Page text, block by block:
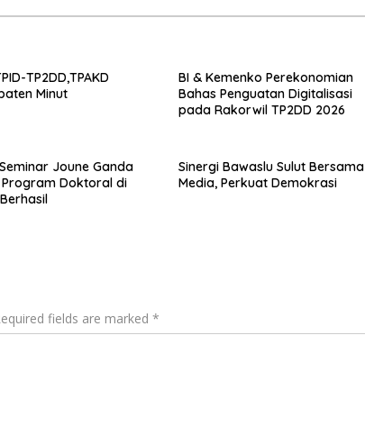
TP2DD,TPAKD
Minut
BI & Kemenko Perekonomian
Bahas Penguatan Digitalisasi
pada Rakorwil TP2DD 2026
Joune Ganda
Doktoral di
Sinergi Bawaslu Sulut Bersama
Media, Perkuat Demokrasi
fields are marked *